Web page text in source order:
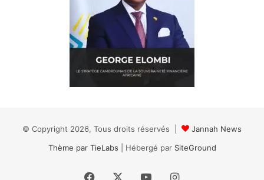
© Copyright 2026, Tous droits réservés |
Jannah News
Thème par TieLabs | Hébergé par SiteGround
Facebook YouTubeInstagram